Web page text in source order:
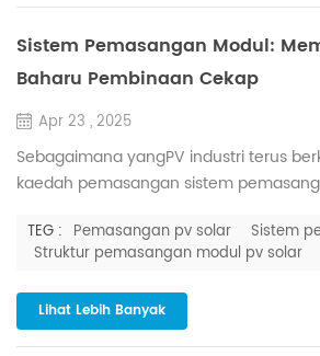
Sistem Pemasangan Modul:
Baharu Pembinaan Cekap
Apr 23 , 2025
Sebagaimana yangPV industri terus
kaedah pemasangan sistem
keseluruhan, kos dan
antara pelbagai pilihan,msistem
popular kerana kelebihannya yang
pilihan pilihan untuk banyak projek PV.
dekat kebaikanmsistem pemasa...
TEG : Pemasangan pv solar
Sistem
Struktur pemasangan modul pv solar
Lihat Lebih Banyak